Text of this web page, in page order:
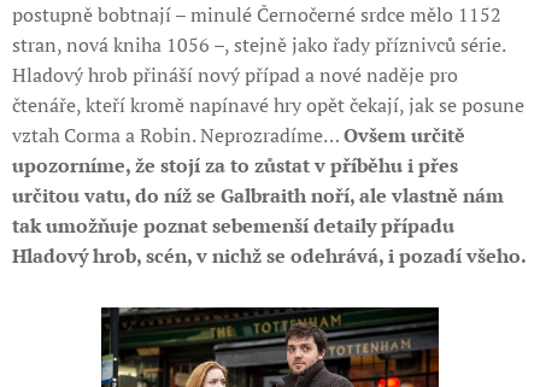
postupně bobtnají – minulé Černočerné srdce mělo 1152
stran, nová kniha 1056 –, stejně jako řady příznivců série.
Hladový hrob přináší nový případ a nové naděje pro
čtenáře, kteří kromě napínavé hry opět čekají, jak se posune
vztah Corma a Robin. Neprozradíme…Ovšem určitě
upozorníme, že stojí za to zůstat v příběhu i přes
určitou vatu, do níž se Galbraith noří, ale vlastně nám
tak umožňuje poznat sebemenší detaily případu
Hladový hrob, scén, v nichž se odehrává, i pozadí všeho.